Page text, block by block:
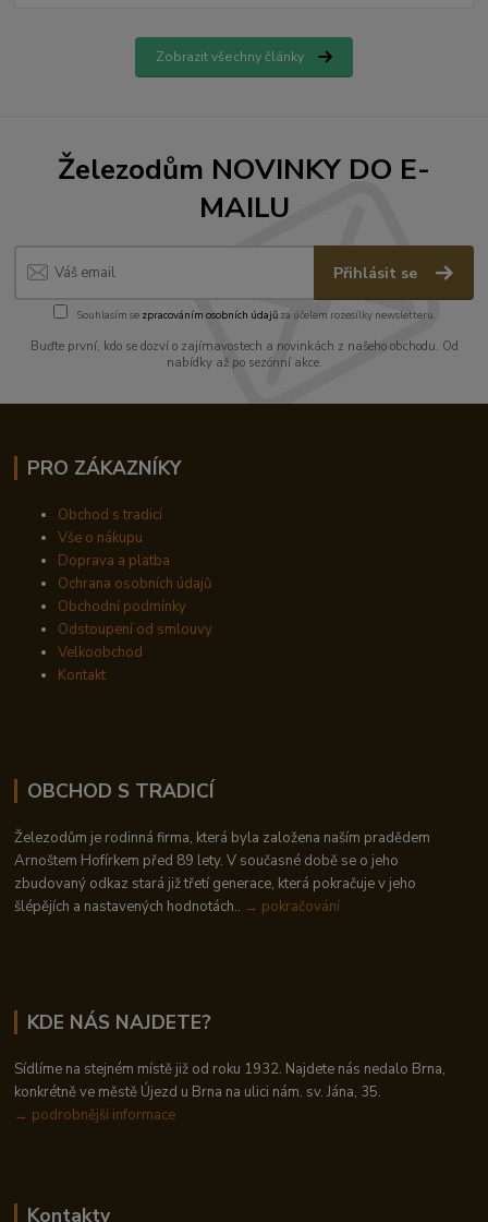
Zobrazit všechny články
Železodům NOVINKY DO E-
MAILU
Přihlásit se
Souhlasím se zpracováním osobních údajůza účelem rozesílky newsletteru.
Buďte první, kdo se dozví o zajímavostech a novinkách z našeho obchodu. Od
nabídky až po sezónní akce.
PRO ZÁKAZNÍKY
Obchod s tradicí
Vše o nákupu
Doprava a platba
Ochrana osobních údajů
Obchodní podmínky
Odstoupení od smlouvy
Velkoobchod
Kontakt
OBCHOD S TRADICÍ
Železodům je rodinná firma, která byla založena naším pradědem
Arnoštem Hofírkem před 89 lety. V současné době se o jeho
zbudovaný odkaz stará již třetí generace, která pokračuje v jeho
šlépějích a nastavených hodnotách.. → pokračování
KDE NÁS NAJDETE?
Sídlíme na stejném místě již od roku 1932. Najdete nás nedalo Brna,
konkrétně ve městě Újezd u Brna na ulici nám. sv. Jána, 35.
→ podrobnější informace
Kontakty